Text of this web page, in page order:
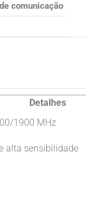
comunicação
Detalhes
1900 MHz
alta sensibilidade